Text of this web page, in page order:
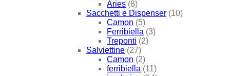
Aries (8)
Sacchetti e Dispenser (10)
Camon (5)
Ferribiella (3)
Treponti (2)
Salviettine (27)
Camon (2)
ferribiella (11)